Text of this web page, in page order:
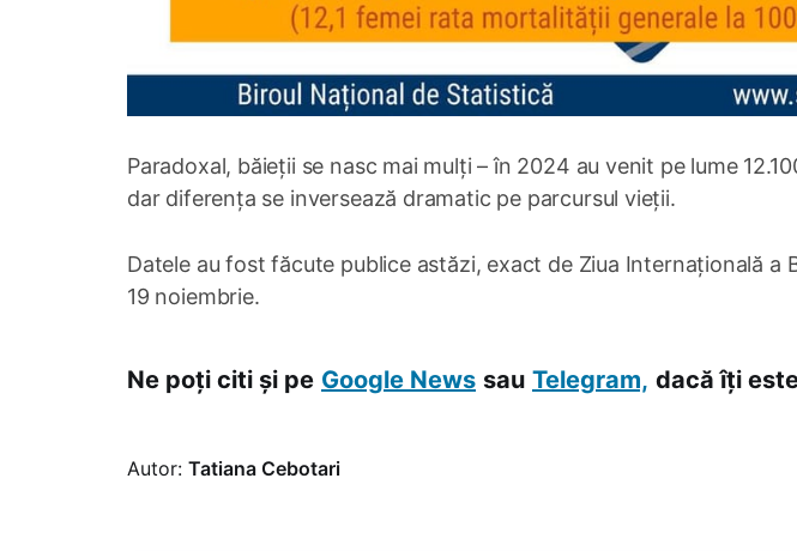
Paradoxal, băieții se nasc mai mulți – în 2024 au venit pe lume
dar diferența se inversează dramatic pe parcursul vieții.
Datele au fost făcute publice astăzi, exact de Ziua Internațională a
19 noiembrie.
Ne poți citi și pe Google News sau Telegram, dacă îți
Autor: Tatiana Cebotari